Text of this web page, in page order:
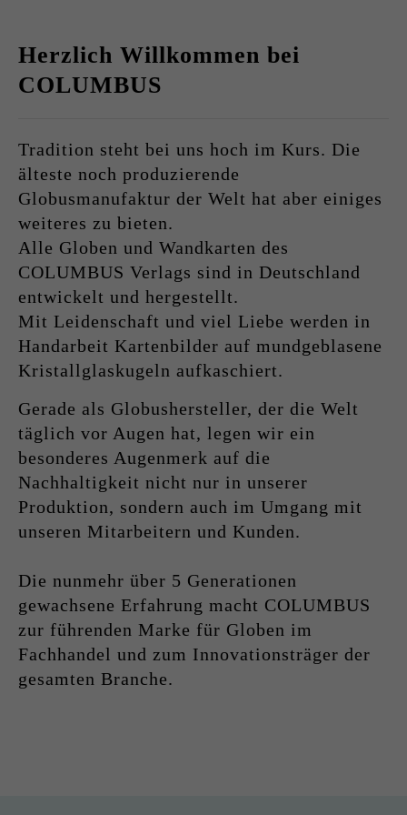
Herzlich Willkommen bei
COLUMBUS
Tradition steht bei uns hoch im Kurs. Die
älteste noch produzierende
Globusmanufaktur der Welt hat aber einiges
weiteres zu bieten.
Alle Globen und Wandkarten des
COLUMBUS Verlags sind in Deutschland
entwickelt und hergestellt.
Mit Leidenschaft und viel Liebe werden in
Handarbeit Kartenbilder auf mundgeblasene
Kristallglaskugeln aufkaschiert.
Gerade als Globushersteller, der die Welt
täglich vor Augen hat, legen wir ein
besonderes Augenmerk auf die
Nachhaltigkeit nicht nur in unserer
Produktion, sondern auch im Umgang mit
unseren Mitarbeitern und Kunden.
Die nunmehr über 5 Generationen
gewachsene Erfahrung macht COLUMBUS
zur führenden Marke für Globen im
Fachhandel und zum Innovationsträger der
gesamten Branche.